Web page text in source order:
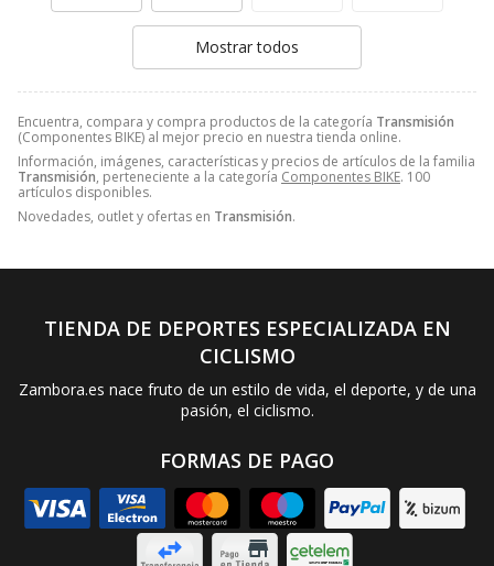
Encuentra, compara y compra productos de la categoría Transmisión
(Componentes BIKE) al mejor precio en nuestra tienda online.
Información, imágenes, características y precios de artículos de la familia
Transmisión, perteneciente a la categoría Componentes BIKE. 100
artículos disponibles.
Novedades, outlet y ofertas en Transmisión.
Mostrar todos
TIENDA DE DEPORTES ESPECIALIZADA EN
CICLISMO
Zambora.es nace fruto de un estilo de vida, el deporte, y de una
pasión, el ciclismo.
FORMAS DE PAGO